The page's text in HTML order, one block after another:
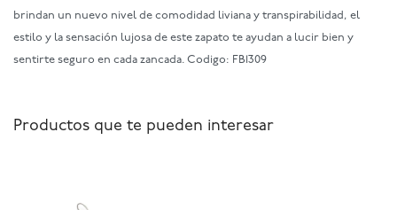
brindan un nuevo nivel de comodidad liviana y transpirabilidad, el
estilo y la sensación lujosa de este zapato te ayudan a lucir bien y
sentirte seguro en cada zancada. Codigo: FB1309
Productos que te pueden interesar